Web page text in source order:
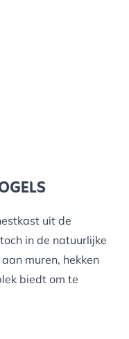
uit de
in de natuurlijke
muren, hekken
biedt om te